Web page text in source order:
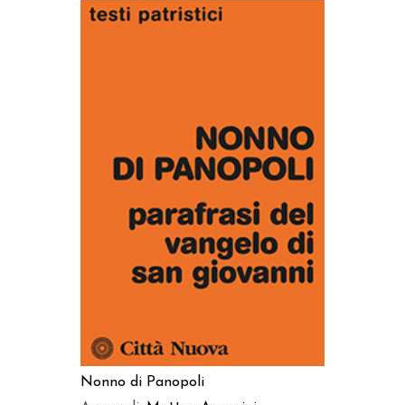
AGGIUNGI AL CARRELLO
Nonno di Panopoli